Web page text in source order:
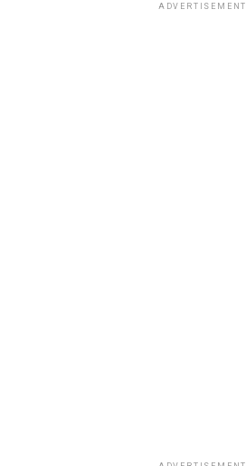
ADVERTISEMENT